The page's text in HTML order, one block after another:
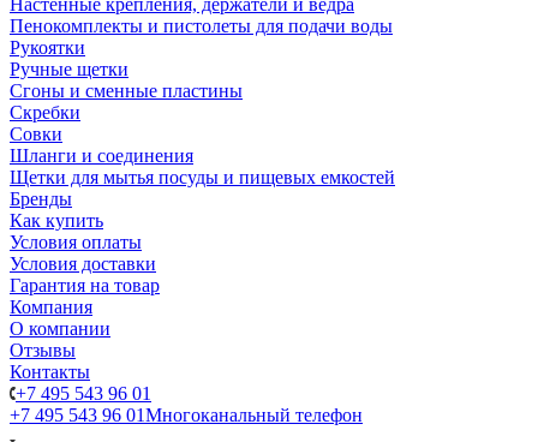
Настенные крепления, держатели и вёдра
Пенокомплекты и пистолеты для подачи воды
Рукоятки
Ручные щетки
Сгоны и сменные пластины
Скребки
Совки
Шланги и соединения
Щетки для мытья посуды и пищевых емкостей
Бренды
Как купить
Условия оплаты
Условия доставки
Гарантия на товар
Компания
О компании
Отзывы
Контакты
+7 495 543 96 01
+7 495 543 96 01Многоканальный телефон